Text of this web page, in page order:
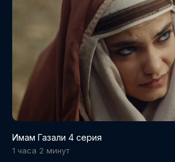
Имам Газали 4 серия
1 часа 2 минут